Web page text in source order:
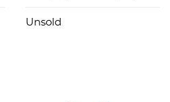
Con etiqueta de
Unsold